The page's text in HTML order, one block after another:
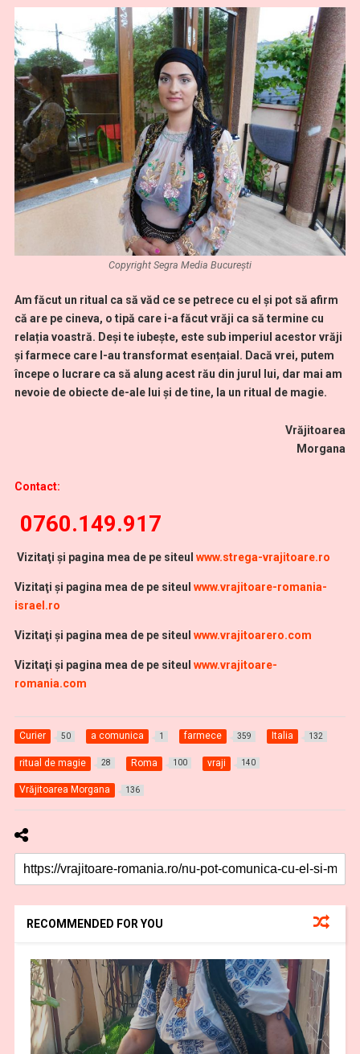
Copyright Segra Media București
Am făcut un ritual ca să văd ce se petrece cu el și pot să afirm
că are pe cineva, o tipă care i-a făcut vrăji ca să termine cu
relația voastră. Deși te iubește, este sub imperiul acestor vrăji
și farmece care l-au transformat esențaial. Dacă vrei, putem
începe o lucrare ca să alung acest rău din jurul lui, dar mai am
nevoie de obiecte de-ale lui și de tine, la un ritual de magie.
Vrăjitoarea
Morgana
Contact:
0760.149.917
Vizitaţi şi pagina mea de pe siteul www.strega-vrajitoare.ro
Vizitaţi şi pagina mea de pe siteul www.vrajitoare-romania-
israel.ro
Vizitaţi şi pagina mea de pe siteul www.vrajitoarero.com
Vizitaţi şi pagina mea de pe siteul www.vrajitoare-
romania.com
Curier 50 a comunica 1 farmece 359 Italia 132
ritual de magie 28 Roma 100 vraji 140
Vrăjitoarea Morgana 136
RECOMMENDED FOR YOU